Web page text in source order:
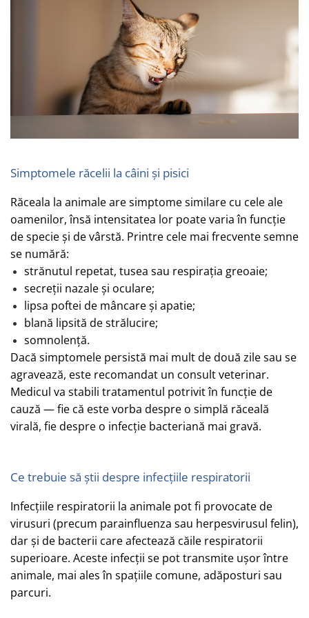
Simptomele răcelii la câini și pisici
Răceala la animale are simptome similare cu cele ale
oamenilor, însă intensitatea lor poate varia în funcție
de specieși de vârstă. Printre cele mai frecvente semne
se numără:
strănutul repetat, tusea sau respirația greoaie;
secreții nazale și oculare;
lipsa poftei de mâncare și apatie;
blană lipsită de strălucire;
somnolență.
Dacă simptomele persistă mai mult de două zile sau se
agravează, este recomandat un consult veterinar.
Medicul va stabili tratamentul potrivit în funcție de
cauză — fie că este vorba despre o simplă răceală
virală, fie despre o infecție bacteriană mai gravă.
Ce trebuie să știi despre infecțiile respiratorii
Infecțiile respiratorii la animale pot fi provocate de
virusuri (precum parainfluenza sau herpesvirusul felin),
dar și de bacterii care afectează căile respiratorii
superioare. Aceste infecții se pot transmite ușor între
animale, mai ales în spațiile comune, adăposturi sau
parcuri.